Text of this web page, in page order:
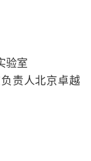
验室
责人北京卓越